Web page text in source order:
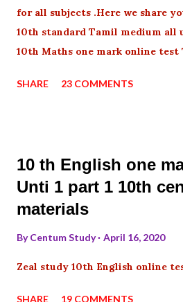
for all subjects .Here we share
10th standard Tamil medium all
10th Maths one mark online test
SHARE 23 COMMENTS
10 th English one
Unti 1 part 1 10th
materials
ByCentum Study April 16, 2020
Zeal study 10th English online
SHARE 19 COMMENTS